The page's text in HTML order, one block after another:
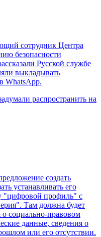
сотрудник Центра
безопасности
Русской службе
выкладывать
WhatsApp.
распространить на
создать
устанавливать его
"цифровой профиль" с
Там должна будет
о социально-правовом
данные, сведения о
или его отсутствии.